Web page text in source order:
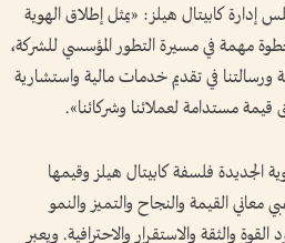
كابيتال هيلز: «يمثل إطلاق الهوية
خطوة مهمة في مسيرة التطور المؤسسي للشركة،
ورسالتنا في تقديم خدمات مالية واستشارية
قيمة مستدامة لعملائنا وشركائنا».
فلسفة كابيتال هيلز وقيمها
القيمة والنجاح والتميز والنمو
والثقة والاستقرار والاحترافية. ويعبر